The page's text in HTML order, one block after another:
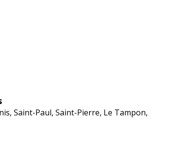
Saint-Paul, Saint-Pierre, Le Tampon,